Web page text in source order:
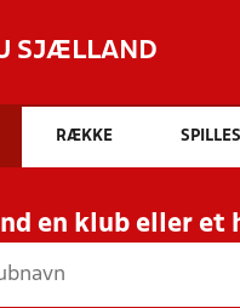
SJÆLLAND
Hvad
INDHOLD
RESULTATER,
HOLD
RÆKKE
en klub eller et